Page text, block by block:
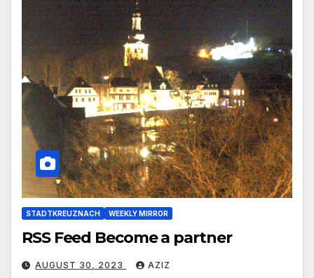
STADTKREUZNACH WEEKLY MIRROR
RSS Feed Become a partner
AUGUST 30, 2023 AZIZ